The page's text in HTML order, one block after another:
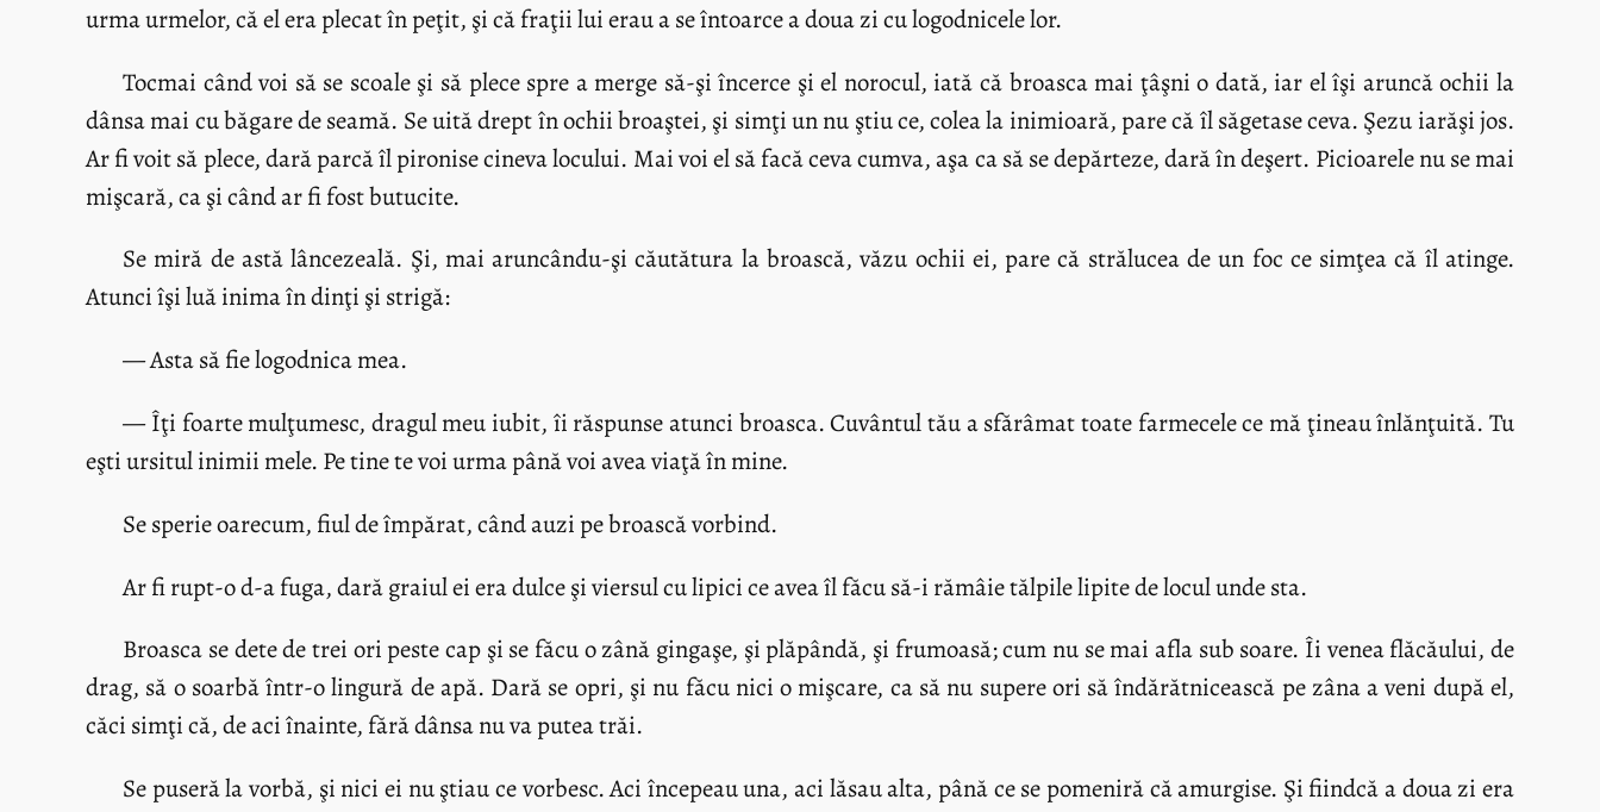
urma urmelor, că el era plecat în peţit, şi că fraţii lui erau a se întoarce a doua zi cu logodnicele lor.
Tocmai când voi să se scoale şi să plece spre a merge să-şi încerce şi el norocul, iată că broasca mai ţâşni o dată, iar el îşi aruncă ochii la
dânsa mai cu băgare de seamă. Se uită drept în ochii broaştei, şi simţi un nu ştiu ce, colea la inimioară, pare că îl săgetase ceva. Şezu iarăşi jos.
Ar fi voit să plece, dară parcă îl pironise cineva locului. Mai voi el să facă ceva cumva, aşa ca să se depărteze, dară în deşert. Picioarele nu se mai
mişcară, ca şi când ar fi fost butucite.
Se miră de astă lâncezeală. Şi, mai aruncându-şi căutătura la broască, văzu ochii ei, pare că strălucea de un foc ce simţea că îl atinge.
Atunci îşi luă inima în dinţi şi strigă:
— Asta să fie logodnica mea.
— Îţi foarte mulţumesc, dragul meu iubit, îi răspunse atunci broasca. Cuvântul tău a sfărâmat toate farmecele ce mă ţineau înlănţuită. Tu
eşti ursitul inimii mele. Pe tine te voi urma până voi avea viaţă în mine.
Se sperie oarecum, fiul de împărat, când auzi pe broască vorbind.
Ar fi rupt-o d-a fuga, dară graiul ei era dulce şi viersul cu lipici ce avea îl făcu să-i rămâie tălpile lipite de locul unde sta.
Broasca se dete de trei ori peste cap şi se făcu o zână gingaşe, şi plăpândă, şi frumoasă; cum nu se mai afla sub soare. Îi venea flăcăului, de
drag, să o soarbă într-o lingură de apă. Dară se opri, şi nu făcu nici o mişcare, ca să nu supere ori să îndărătnicească pe zâna a veni după el,
căci simţi că, de aci înainte, fără dânsa nu va putea trăi.
Se puseră la vorbă, şi nici ei nu ştiau ce vorbesc. Aci începeau una, aci lăsau alta, până ce se pomeniră că amurgise. Şi fiindcă a doua zi era